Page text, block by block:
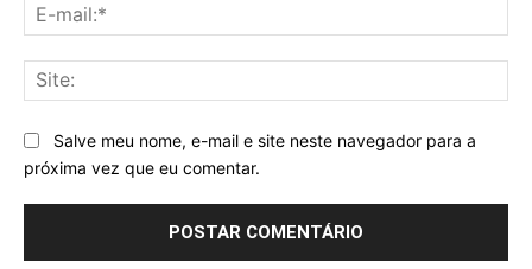
Salve meu nome, e-mail e site neste navegador para a
próxima vez que eu comentar.